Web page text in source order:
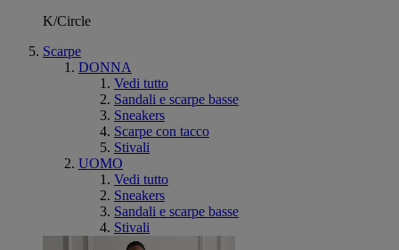
K/Circle
Scarpe
DONNA
Vedi tutto
Sandali e scarpe basse
Sneakers
Scarpe con tacco
Stivali
UOMO
Vedi tutto
Sneakers
Sandali e scarpe basse
Stivali